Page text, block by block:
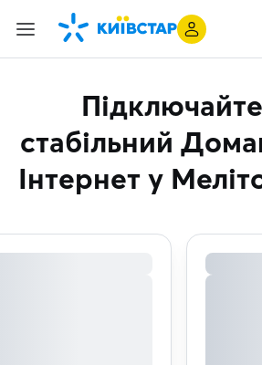
Підключайте
стабільний
Інтернет у